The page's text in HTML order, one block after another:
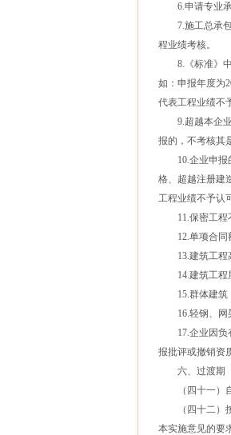
6.申请专业承
7.施工总承包
程业绩考核。
8.《标准》中
如：申报年度为
代表工程业绩不
9.超越本企业
报的，不考核其
10.企业申报的
格、超越注册建
工程业绩不予认
11.保密工程不
12.单项合同额
13.建筑工程高
14.建筑工程层
15.群体建筑（
16.轻钢、网架
17.企业因负有
报批评或撤销资
六、过渡期
（四十一）自
（四十二）按
本实施意见的要